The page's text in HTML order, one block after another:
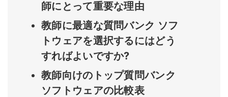
師にとって重要な理由
教師に最適な質問バンク ソフ
トウェアを選択するにはどう
すればよいですか?
教師向けのトップ質問バンク
ソフトウェアの比較表